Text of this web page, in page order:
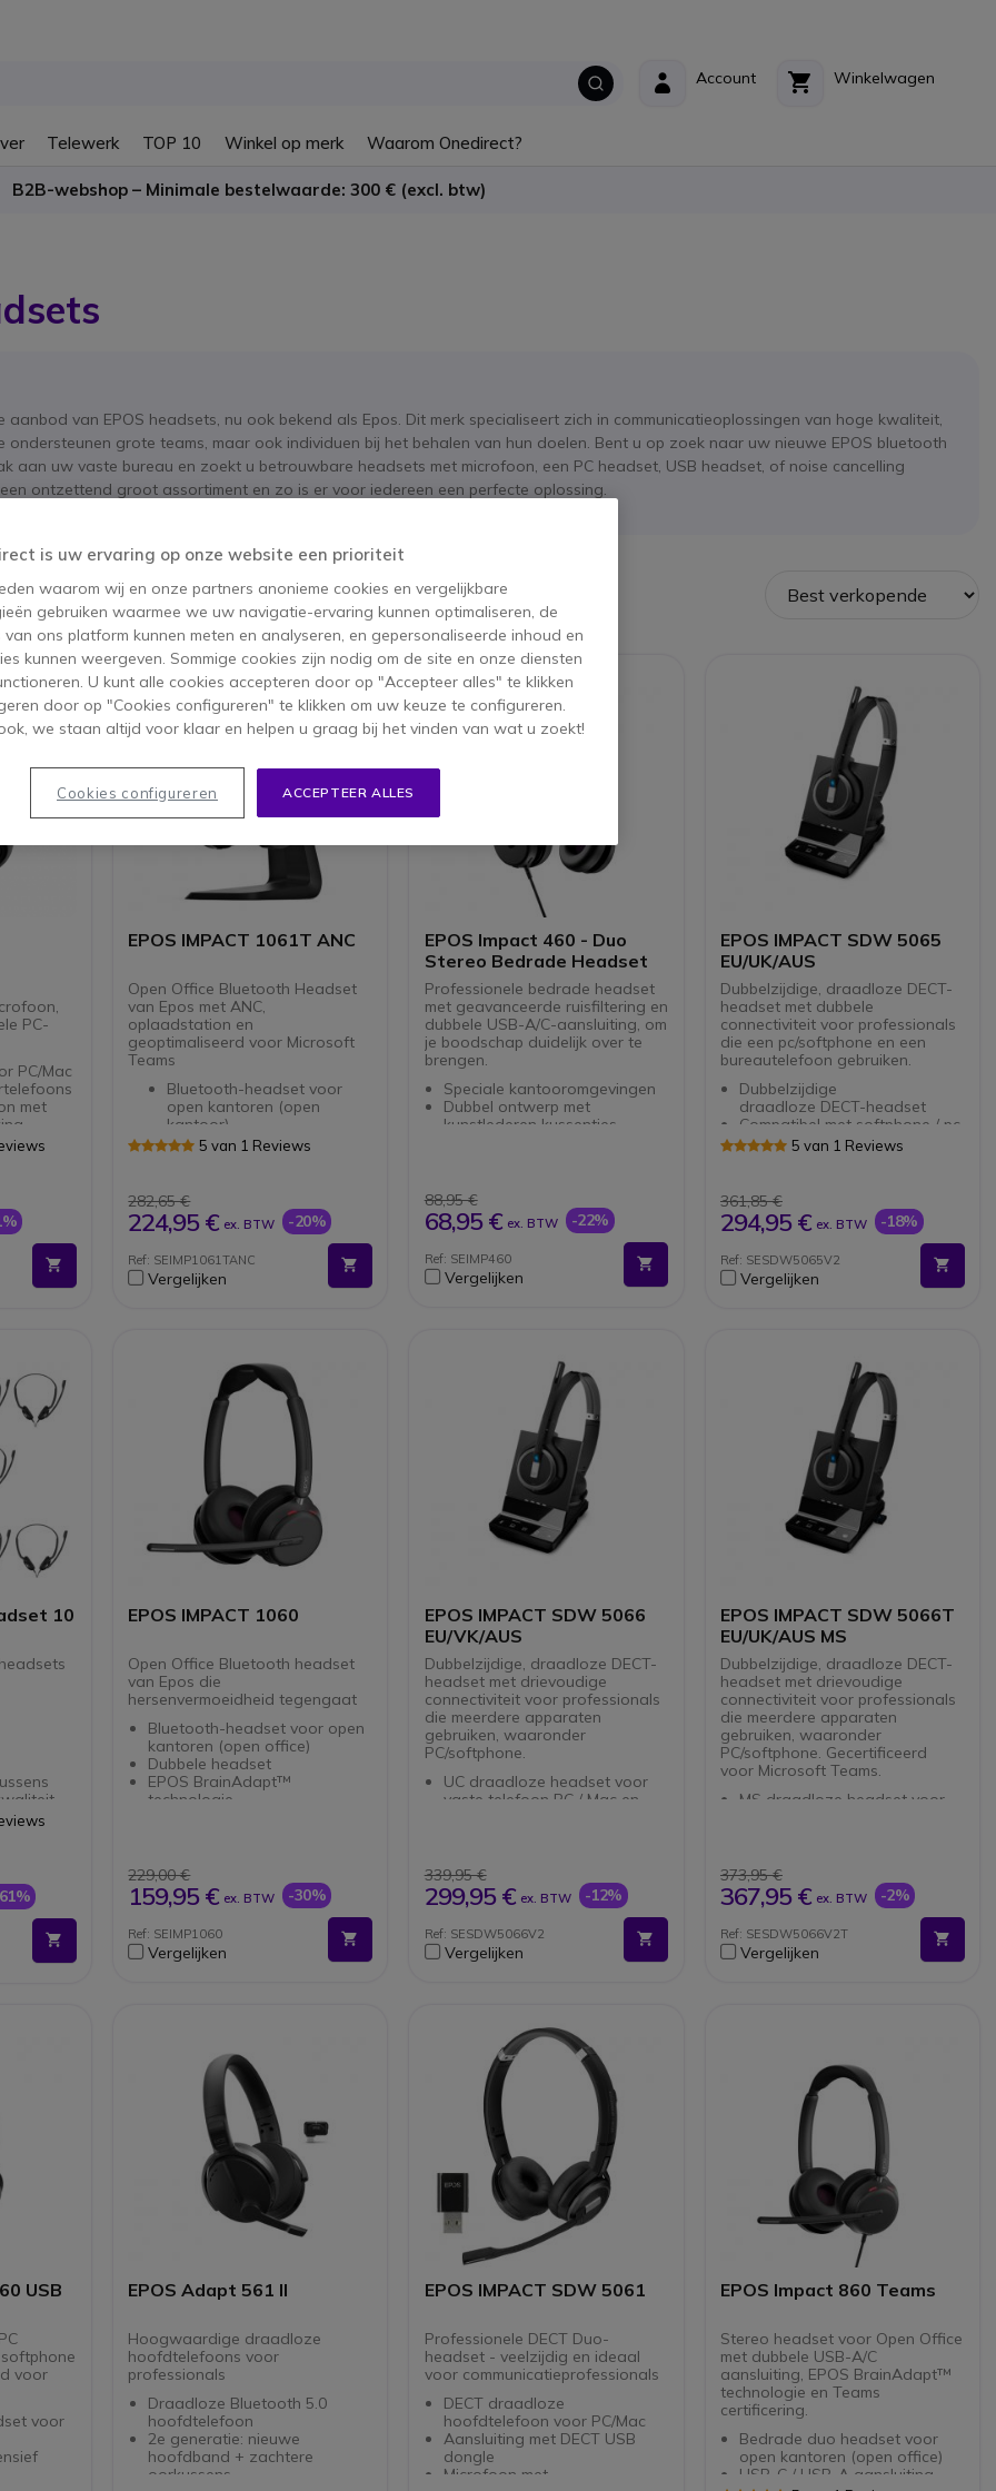
Winkelwagen
Account
Telewerk TOP 10 Winkel op merk Waarom Onedirect?
B2B-webshop – Minimale bestelwaarde: 300 € (excl. btw)
aanbod van EPOS headsets, nu ook bekend als Epos. Dit merk specialiseert zich in communicatieoplossingen van hoge kwaliteit,
ondersteunen grote teams, maar ook individuen bij het behalen van hun doelen. Bent u op zoek naar uw nieuwe EPOS bluetooth
aan uw vaste bureau en zoekt u betrouwbare headsets met microfoon, een PC headset, USB headset, of noise cancelling
ontzettend groot assortiment en zo is er voor iedereen een perfecte oplossing.
1-40 van 114
PC-
PC/Mac
met
IconTopverkoper
EPOS IMPACT 1061T ANC
Open Office Bluetooth Headset
van Epos met ANC,
oplaadstation en
geoptimaliseerd voor Microsoft
Teams
Bluetooth-headset voor
open kantoren (open
kantoor)
Dubbele headset
Geschikt voor Microsoft
Teams
EPOS BrainAdapt™
Concentratie voor de hele
dag
5 van 1 Reviews
282,65 €
224,95 € ex. BTW -20%
Ref: SEIMP1061TANC
Vergelijken
EPOS Impact 460 - Duo
Stereo Bedrade Headset
Professionele bedrade headset
met geavanceerde ruisfiltering en
dubbele USB-A/C-aansluiting, om
je boodschap duidelijk over te
brengen.
Speciale kantooromgevingen
Dubbel ontwerp met
kunstlederen kussentjes
Geavanceerde
ruisfiltertechnologie
ActiveGard
USB-C / USB-A aansluiting
(adapter)
88,95 €
68,95 € ex. BTW -22%
Ref: SEIMP460
Vergelijken
EPOS IMPACT SDW 5065
EU/UK/AUS
Dubbelzijdige, draadloze DECT-
headset met dubbele
connectiviteit voor professionals
die een pc/softphone en een
bureautelefoon gebruiken.
Dubbelzijdige
draadloze DECT-headset
Compatibel met softphone / pc
en bureauphones
audio en stereogeluid
Ruisonderdrukkingssysteem met
twee microfoons
Snel opladen: 50% batterij in
slechts 30 minuten
Lange afstand draadloos
5 van 1 Reviews
361,85 €
294,95 € ex. BTW -18%
Ref: SESDW5065V2
Vergelijken
10
EPOS IMPACT 1060
Open Office Bluetooth headset
van Epos die
hersenvermoeidheid tegengaat
Bluetooth-headset voor open
kantoren (open office)
Dubbele headset
EPOS BrainAdapt™
technologie
229,00 €
159,95 € ex. BTW -30%
Ref: SEIMP1060
Vergelijken
EPOS IMPACT SDW 5066
EU/VK/AUS
Dubbelzijdige, draadloze DECT-
headset met drievoudige
connectiviteit voor professionals
die meerdere apparaten
gebruiken, waaronder
PC/softphone.
UC draadloze headset voor
vaste telefoon PC / Mac en
Dubbele ruisonderdrukkende
microfoon
ActiveGard ™ akoestische
Ultra breedband EPOS-geluid
Busylight-LED
opladen tot 50% in 30 minuten
Conferentiemodus tot 4
headsets
Compatibel met alle vaste
telefoons en alle Softphones
op de markt
339,95 €
299,95 € ex. BTW -12%
Ref: SESDW5066V2
Vergelijken
EPOS IMPACT SDW 5066T
EU/UK/AUS MS
Dubbelzijdige, draadloze DECT-
headset met drievoudige
connectiviteit voor professionals
die meerdere apparaten
gebruiken, waaronder
PC/softphone. Gecertificeerd
voor Microsoft Teams.
MS draadloze headset voor
verbinding
Dubbele ruisonderdrukkende
microfoon
ActiveGard ™ akoestische
bescherming
Ultra breedband EPOS-geluid
Conferentiemodus tot 4
Compatibel met alle vaste
telefoons en alle Softphones
op de markt
373,95 €
367,95 € ex. BTW -2%
Ref: SESDW5066V2T
Vergelijken
USB
voor
voor
EPOS Adapt 561 II
Hoogwaardige draadloze
hoofdtelefoons voor
professionals
Draadloze Bluetooth 5.0
hoofdtelefoon
2e generatie: nieuwe
hoofdband + zachtere
oorkussens
EPOS IMPACT SDW 5061
Professionele DECT Duo-
headset - veelzijdig en ideaal
voor communicatieprofessionals
DECT draadloze
hoofdtelefoon voor PC/Mac
Aansluiting met DECT USB
dongle
Microfoon met
EPOS Impact 860 Teams
Stereo headset voor Open Office
met dubbele USB-A/C
aansluiting, EPOS BrainAdapt™
technologie en Teams
certificering.
Bedrade duo headset voor
open kantoren (open office)
USB-C / USB-A aansluiting
is uw ervaring op onze website een prioriteit
waarom wij en onze partners anonieme cookies en vergelijkbare
gebruiken waarmee we uw navigatie-ervaring kunnen optimaliseren, de
ons platform kunnen meten en analyseren, en gepersonaliseerde inhoud en
kunnen weergeven. Sommige cookies zijn nodig om de site en onze diensten
U kunt alle cookies accepteren door op "Accepteer alles" te klikken
door op "Cookies configureren" te klikken om uw keuze te configureren.
we staan altijd voor klaar en helpen u graag bij het vinden van wat u zoekt!
ACCEPTEER ALLES
Cookies configureren